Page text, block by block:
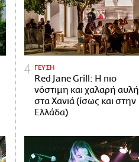
ΓΕΥΣΗ
Red Jane Grill: Η πιο
νόστιμη και χαλαρή αυλή
στα Χανιά (ίσως και στην
Ελλάδα)